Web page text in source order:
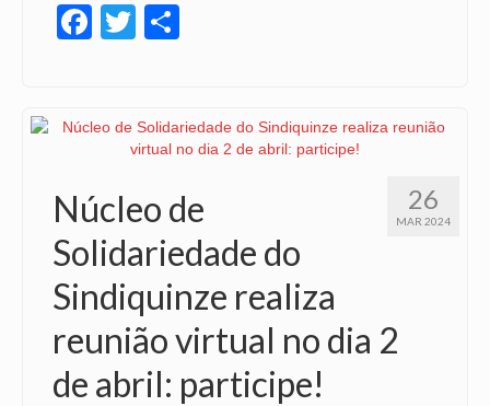
Facebook
Twitter
26
MAR 2024
Núcleo de
Solidariedade do
Sindiquinze realiza
reunião virtual no dia 2
de abril: participe!